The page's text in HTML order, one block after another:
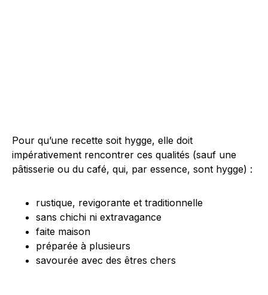
Pour qu’une recette soit hygge, elle doit
impérativement rencontrer ces qualités (sauf une
pâtisserie ou du café, qui, par essence, sont hygge) :
rustique, revigorante et traditionnelle
sans chichi ni extravagance
faite maison
préparée à plusieurs
savourée avec des êtres chers